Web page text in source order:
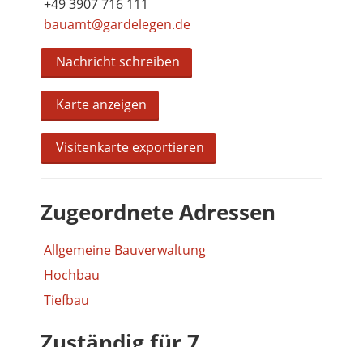
+49 3907 716 111
bauamt@gardelegen.de
Nachricht schreiben
Karte anzeigen
Visitenkarte exportieren
Zugeordnete Adressen
Allgemeine Bauverwaltung
Hochbau
Tiefbau